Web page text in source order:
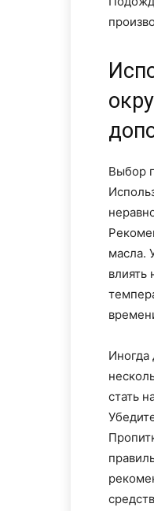
Выбор
масла.
влиять
Иногда
стать